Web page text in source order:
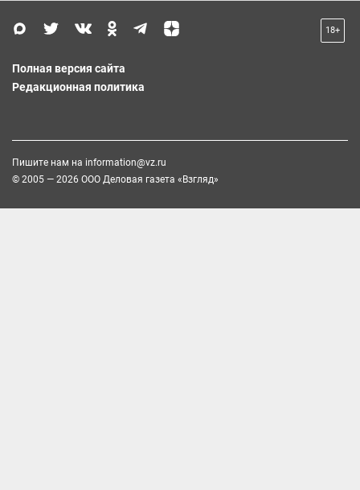
18+
Полная версия сайта
Редакционная политика
Пишите нам на information@vz.ru
© 2005 — 2026 ООО Деловая газета «Взгляд»